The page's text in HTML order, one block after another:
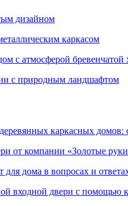
дизайном
каркасом
с атмосферой
с природным ландшафтом
каркасных
от компании «Золотые
дома в вопросах и
входной двери с помощью